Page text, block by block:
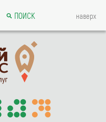
ПОИСК наверх